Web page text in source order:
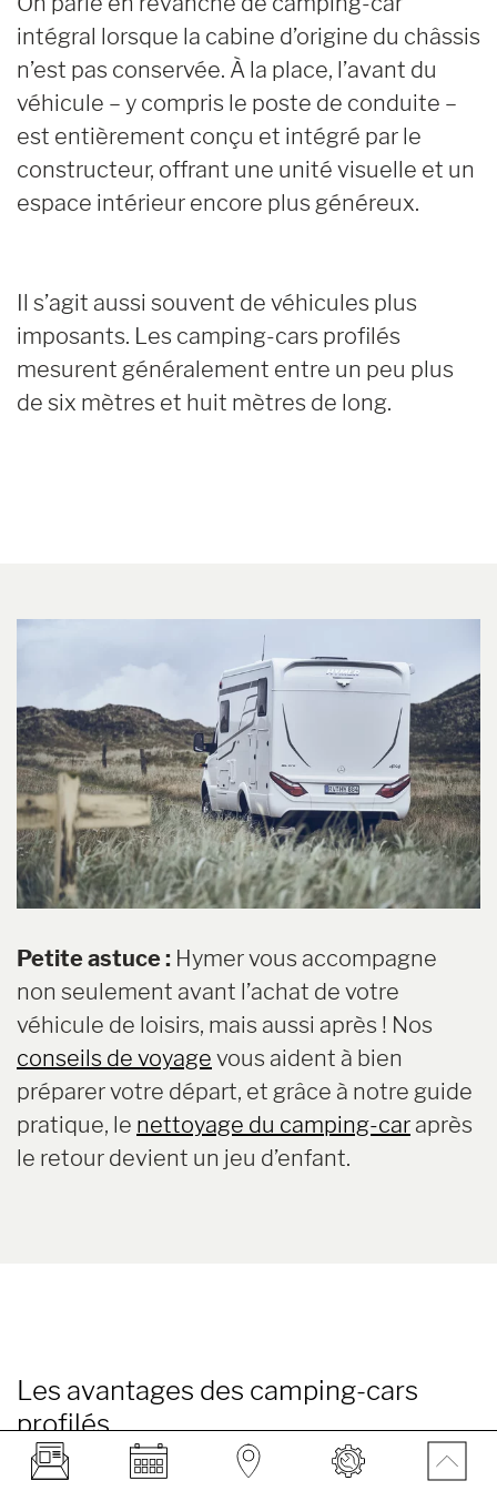
intégral lorsque la cabine d’origine du châssis
n’est pas conservée. À la place, l’avant du
véhicule – y compris le poste de conduite –
est entièrement conçu et intégré par le
constructeur, offrant une unité visuelle et un
espace intérieur encore plus généreux.
Il s’agit aussi souvent de véhicules plus
imposants. Les camping-cars profilés
mesurent généralement entre un peu plus
de six mètres et huit mètres de long.
Petite astuce : Hymer vous accompagne
non seulement avant l’achat de votre
véhicule de loisirs, mais aussi après ! Nos
conseils de voyage vous aident à bien
préparer votre départ, et grâce à notre guide
pratique, le nettoyage du camping-car après
le retour devient un jeu d’enfant.
Les avantages des camping-cars
profilés
comparés aux autres types de